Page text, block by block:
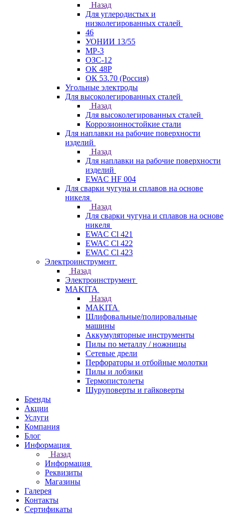
Назад
Для углеродистых и
низколегированных сталей
46
УОНИИ 13/55
МР-3
ОЗС-12
ОК 48Р
ОК 53.70 (Россия)
Угольные электроды
Для высоколегированных сталей
Назад
Для высоколегированных сталей
Коррозионностойкие стали
Для наплавки на рабочие поверхности
изделий
Назад
Для наплавки на рабочие поверхности
изделий
EWAC HF 004
Для сварки чугуна и сплавов на основе
никеля
Назад
Для сварки чугуна и сплавов на основе
никеля
EWAC Cl 421
EWAC Cl 422
EWAC Cl 423
Электроинструмент
Назад
Электроинструмент
МAKITA
Назад
МAKITA
Шлифовальные/полировальные
машины
Аккумуляторные инструменты
Пилы по металлу / ножницы
Сетевые дрели
Перфораторы и отбойные молотки
Пилы и лобзики
Термопистолеты
Шуруповерты и гайковерты
Бренды
Акции
Услуги
Компания
Блог
Информация
Назад
Информация
Реквизиты
Магазины
Галерея
Контакты
Сертификаты